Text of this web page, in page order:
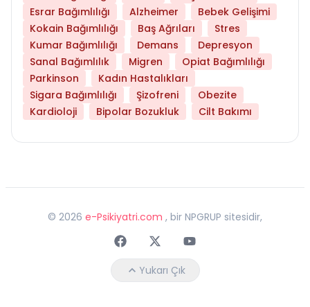
Esrar Bağımlılığı
Alzheimer
Bebek Gelişimi
Kokain Bağımlılığı
Baş Ağrıları
Stres
Kumar Bağımlılığı
Demans
Depresyon
Sanal Bağımlılık
Migren
Opiat Bağımlılığı
Parkinson
Kadın Hastalıkları
Sigara Bağımlılığı
Şizofreni
Obezite
Kardioloji
Bipolar Bozukluk Cilt Bakımı
© 2026 e-Psikiyatri.com , bir NPGRUP sitesidir,
FaceebokTwitterYoutube
Yukarı Çık